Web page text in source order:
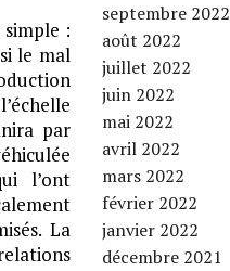
:
le mal
par
l’ont
La
septembre 2022
août 2022
juillet 2022
juin 2022
mai 2022
avril 2022
mars 2022
février 2022
janvier 2022
décembre 2021